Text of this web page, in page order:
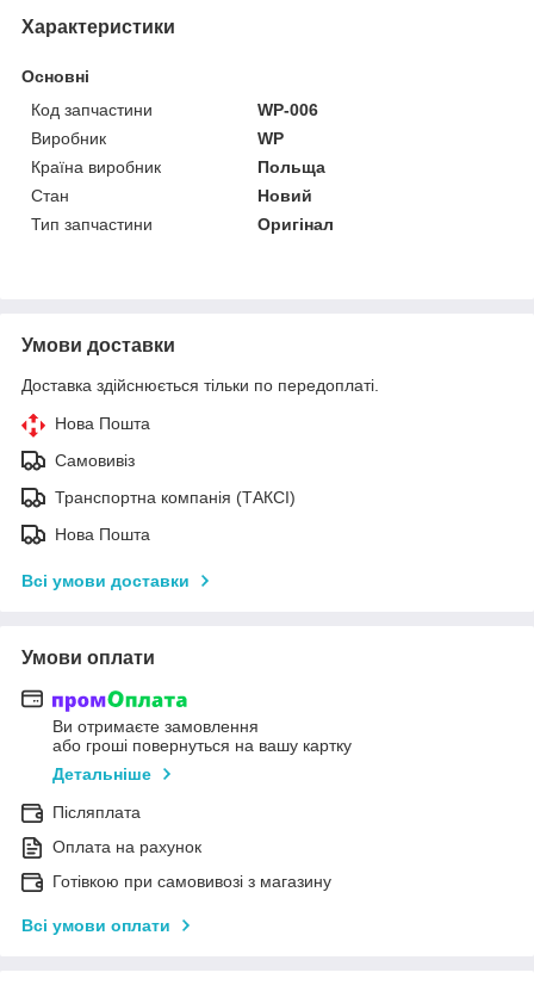
Характеристики
Основні
Код запчастини
WP-006
Виробник
WP
Країна виробник
Польща
Стан
Новий
Тип запчастини
Оригінал
Умови доставки
Доставка здійснюється тільки по передоплаті.
Нова Пошта
Самовивіз
Транспортна компанія (ТАКСІ)
Нова Пошта
Всі умови доставки
Умови оплати
Ви отримаєте замовлення
або гроші повернуться на вашу картку
Детальніше
Післяплата
Оплата на рахунок
Готівкою при самовивозі з магазину
Всі умови оплати